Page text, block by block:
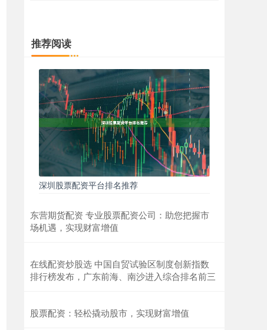
推荐阅读
深圳股票配资平台排名推荐
东营期货配资 专业股票配资公司：助您把握市
场机遇，实现财富增值
在线配资炒股选 中国自贸试验区制度创新指数
排行榜发布，广东前海、南沙进入综合排名前三
股票配资：轻松撬动股市，实现财富增值